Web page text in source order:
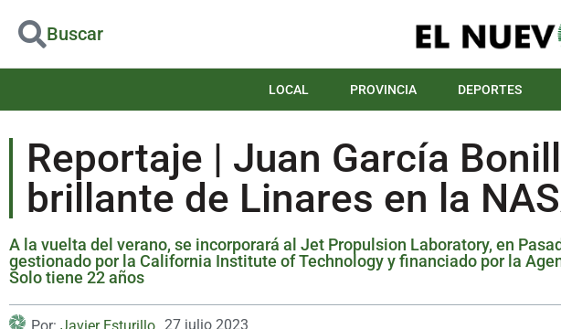
Buscar
LOCAL PROVINCIA DEPORTES
Reportaje | Juan García
brillante de Linares en la
A la vuelta del verano, se incorporará al Jet Propulsion Laboratory, en
gestionado por la California Institute of Technology y financiado por la
Solo tiene 22 años
27 julio 2023